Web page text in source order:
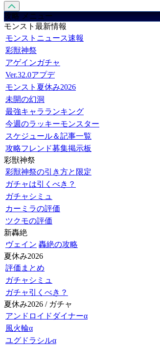
攻略 メニュー
モンスト最新情報
モンストニュース速報
彩獣神祭
アゲインガチャ
Ver.32.0アプデ
モンスト夏休み2026
未開の幻洞
最強キャラランキング
今週のラッキーモンスター
スケジュール＆記事一覧
攻略フレンド募集掲示板
彩獣神祭
彩獣神祭の引き方と限定
ガチャは引くべき？
ガチャシミュ
カーミラの評価
ツクモの評価
新轟絶
ヴェイン 轟絶の攻略
夏休み2026
評価まとめ
ガチャシミュ
ガチャ引くべき？
夏休み2026 / ガチャ
アンドロイドダイナーα
風火輪α
ユグドラシルα